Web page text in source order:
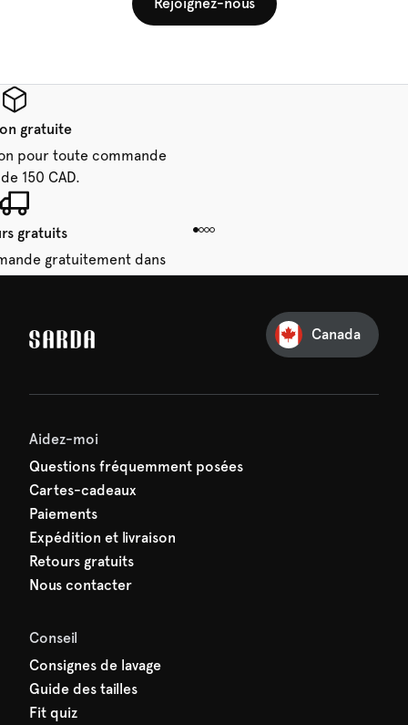
gratuite
pour toute commande
150 CAD.
gratuits
gratuitement dans
jours.
commande
Canada
Aidez-moi
Questions fréquemment posées
Cartes-cadeaux
Paiements
Expédition et livraison
Retours gratuits
Nous contacter
Conseil
Consignes de lavage
Guide des tailles
Fit quiz